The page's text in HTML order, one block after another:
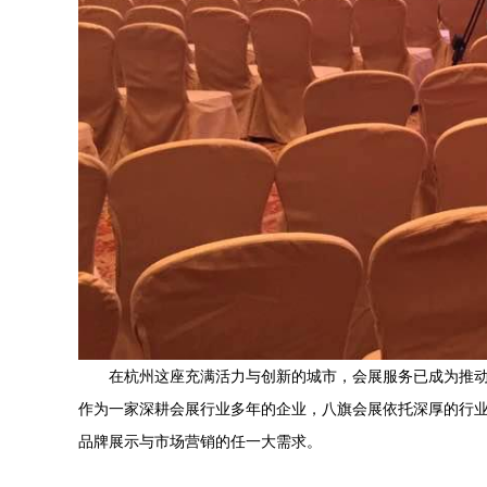
在杭州这座充满活力与创新的城市，会展服务已成为推
作为一家深耕会展行业多年的企业，八旗会展依托深厚的行
品牌展示与市场营销的任一大需求。